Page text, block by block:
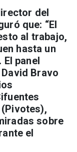
del
que: “El
al trabajo,
hasta un
El panel
Bravo
(Pivotes),
sobre
el